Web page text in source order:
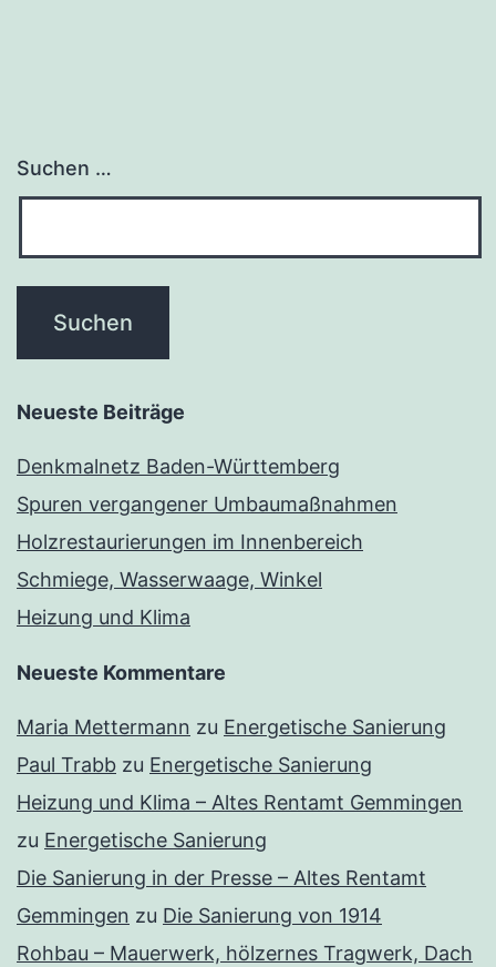
Suchen …
Neueste Beiträge
Denkmalnetz Baden-Württemberg
Spuren vergangener Umbaumaßnahmen
Holzrestaurierungen im Innenbereich
Schmiege, Wasserwaage, Winkel
Heizung und Klima
Neueste Kommentare
Maria Mettermann zu Energetische Sanierung
Paul Trabb zu Energetische Sanierung
Heizung und Klima – Altes Rentamt Gemmingen
zu Energetische Sanierung
Die Sanierung in der Presse – Altes Rentamt
Gemmingen zu Die Sanierung von 1914
Rohbau – Mauerwerk, hölzernes Tragwerk, Dach